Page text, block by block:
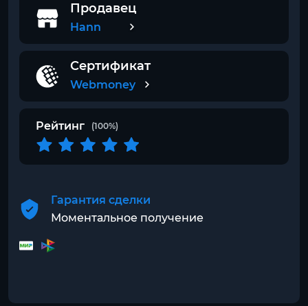
Продавец
Hann
Сертификат
Webmoney
Рейтинг (100%)
Гарантия сделки
Моментальное получение